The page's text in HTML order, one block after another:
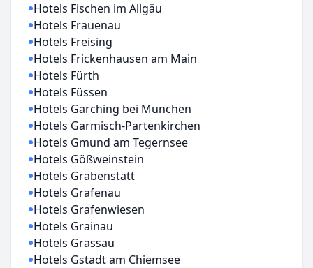
Hotels Fischen im Allgäu
Hotels Frauenau
Hotels Freising
Hotels Frickenhausen am Main
Hotels Fürth
Hotels Füssen
Hotels Garching bei München
Hotels Garmisch-Partenkirchen
Hotels Gmund am Tegernsee
Hotels Gößweinstein
Hotels Grabenstätt
Hotels Grafenau
Hotels Grafenwiesen
Hotels Grainau
Hotels Grassau
Hotels Gstadt am Chiemsee